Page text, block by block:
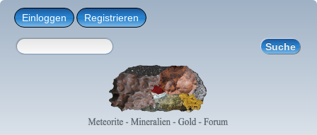
Einloggen Registrieren